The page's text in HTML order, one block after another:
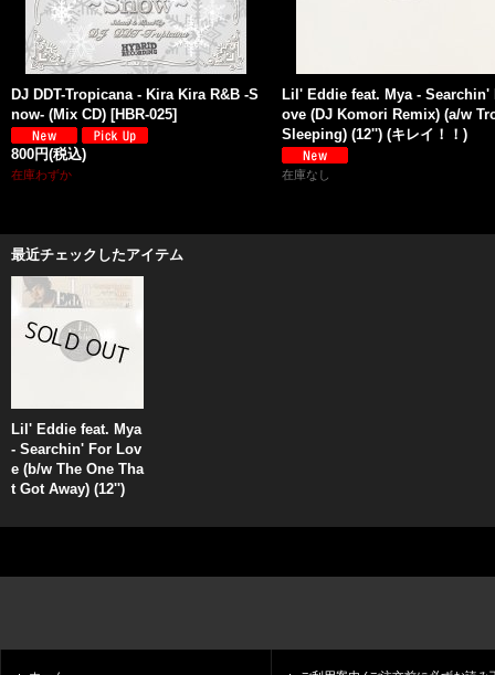
DJ DDT-Tropicana - Kira Kira R&B -S
now- (Mix CD) [HBR-025]
800円(税込)
在庫わずか
Lil' Eddie feat. Mya - Searchin'
ove (DJ Komori Remix) (a/w
Sleeping) (12'') (キレイ！！)
在庫なし
最近チェックしたアイテム
Lil' Eddie feat. Mya
- Searchin' For Lov
e (b/w The One Tha
t Got Away) (12'')